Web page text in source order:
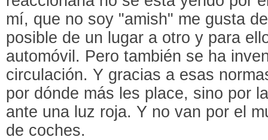
mí, que no soy "amish" me gusta
posible de un lugar a otro y para
automóvil. Pero también se ha
circulación. Y gracias a esas
por dónde más les place, sino por
ante una luz roja. Y no van por el
de coches.